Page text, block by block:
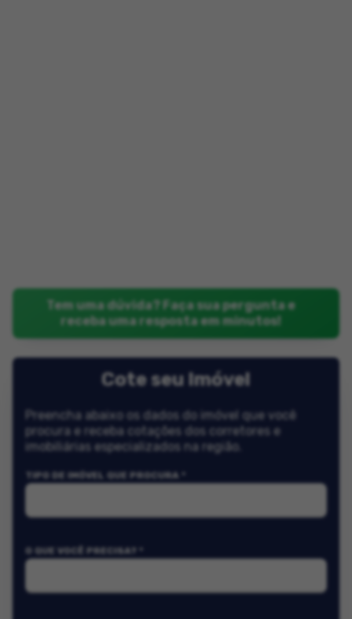
Tem uma dúvida? Faça sua pergunta e
receba uma resposta em minutos!
Cote seu Imóvel
Preencha abaixo os dados do imóvel que você
procura e receba cotações dos corretores e
imobiliárias especializados na região.
TIPO DE IMÓVEL QUE PROCURA *
O QUE VOCÊ PRECISA? *